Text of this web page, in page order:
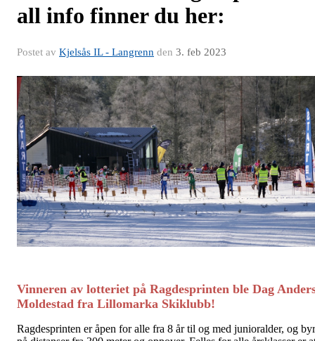
all info finner du her:
Postet av Kjelsås IL - Langrenn den 3. feb 2023
Vinneren av lotteriet på Ragdesprinten ble Dag
Moldestad fra Lillomarka Skiklubb!
Ragdesprinten er åpen for alle fra 8 år til og med junioralder, og byr